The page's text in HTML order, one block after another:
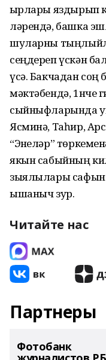
җырлары яздырып
ләрендә, башка
шуларны
сеңдереп үскән
үсә. Бакчадан соң
мәктәбендә, 1нче
сыйныфларында
Ясминә, Таһир,
“Энҗеләр”
якын сабыйның
зыялылары
ышаныч зур.
Читайте нас
Партнеры
Фотобанк